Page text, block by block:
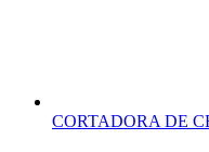
CORTADORA DE